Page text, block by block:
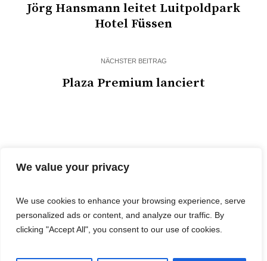
We value your privacy
We use cookies to enhance your browsing experience, serve
personalized ads or content, and analyze our traffic. By
clicking "Accept All", you consent to our use of cookies.
Jörg Hansmann leitet Luitpoldpark
Hotel Füssen
NÄCHSTER BEITRAG
Plaza Premium lanciert